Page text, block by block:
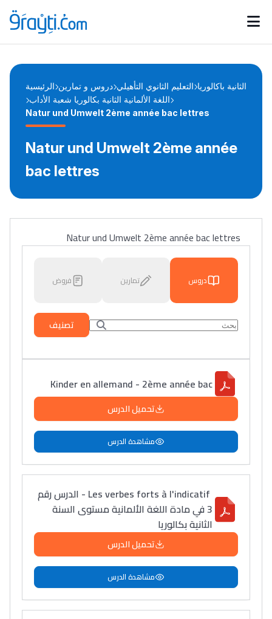
Catégories
d'actualités
Annonces bourses
الرئيسية دروس و تمارين التعليم الثانوي التأهيلي الثانية باكالوريا
اللغة الألمانية الثانية بكالوريا شعبة الأداب
Natur und Umwelt 2ème année bac lettres
Natur und Umwelt 2ème année
bac lettres
Natur und Umwelt 2ème année bac lettres
دروس تمارين فروض
تصنيف
Kinder en allemand - 2ème année bac
تحميل الدرس
مشاهدة الدرس
Les verbes forts à l'indicatif - الدرس رقم
3 في مادة اللغة الألمانية مستوى السنة
الثانية بكالوريا
تحميل الدرس
مشاهدة الدرس